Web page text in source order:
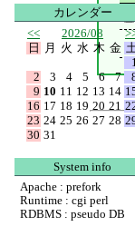
カレンダー
<<
2026/08
日
月 火 水 木 金
1
2
3 4 5 6 7
9 10 11 12 13 14
16 17 18 19 20 21
23 24 25 26 27 28
30 31
System info
Apache : prefork
Runtime : cgi perl
RDBMS : pseudo DB